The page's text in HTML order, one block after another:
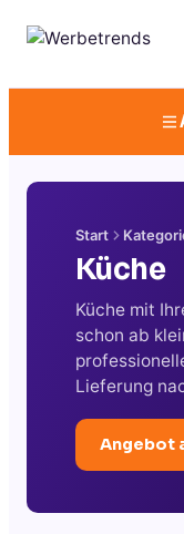
Start
Küche
Küche mit
schon ab
Lieferung
Angebot